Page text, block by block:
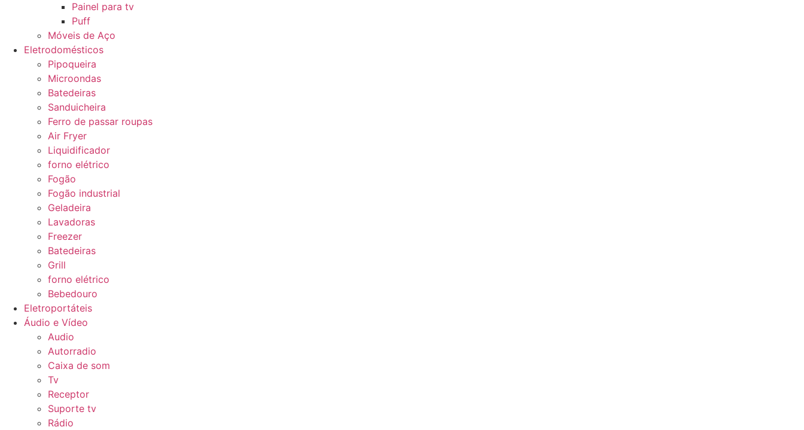
Painel para tv
Puff
Móveis de Aço
Eletrodomésticos
Pipoqueira
Microondas
Batedeiras
Sanduicheira
Ferro de passar roupas
Air Fryer
Liquidificador
forno elétrico
Fogão
Fogão industrial
Geladeira
Lavadoras
Freezer
Batedeiras
Grill
forno elétrico
Bebedouro
Eletroportáteis
Áudio e Vídeo
Audio
Autorradio
Caixa de som
Tv
Receptor
Suporte tv
Rádio